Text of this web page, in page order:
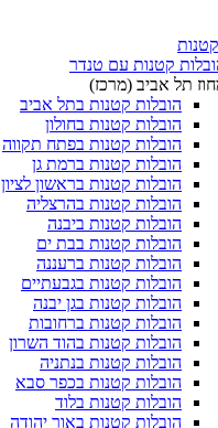
קטנות עם טנדר
תל אביב (מרכז)
הובלות קטנות בתל אביב
הובלות קטנות בחולון​
הובלות קטנות בפתח תקווה
הובלות קטנות ברמת גן
הובלות קטנות בראשון לציון
הובלות קטנות בהרצליה
הובלות קטנות ביבנה
הובלות קטנות בבת ים
הובלות קטנות ברעננה
הובלות קטנות בגבעתיים
הובלות קטנות בגן יבנה
הובלות קטנות ברחובות
הובלות קטנות בהוד השרון
הובלות קטנות בנתניה
הובלות קטנות בכפר סבא
הובלות קטנות בלוד
הובלות קטנות באור יהודה